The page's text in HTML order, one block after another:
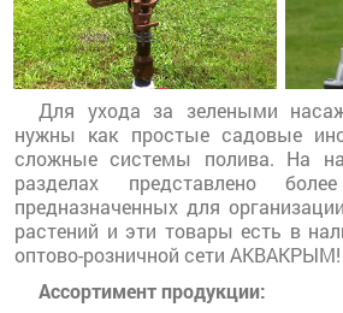
Для ухода за зелеными
нужны как простые садовые
сложные системы полива. На
разделах представлено
предназначенных для
растений и эти товары есть в
оптово-розничной сети АКВАКРЫМ!
Ассортимент продукции: